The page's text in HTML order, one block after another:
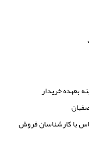
بعهده خریدار
با کارشناسان فروش